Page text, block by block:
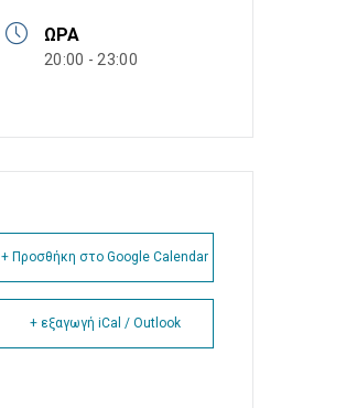
ΏΡΑ
20:00 - 23:00
+ Προσθήκη στο Google Calendar
+ εξαγωγή iCal / Outlook